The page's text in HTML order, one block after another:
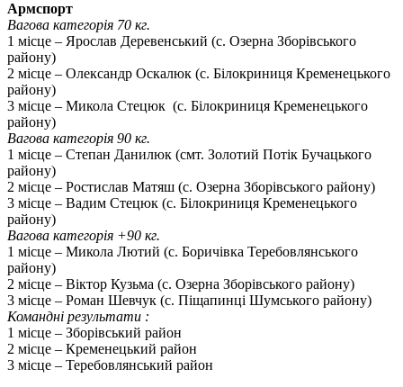
Армспорт
Вагова категорія 70 кг.
1 місце – Ярослав Деревенський (с. Озерна Зборівського
району)
2 місце – Олександр Оскалюк (с. Білокриниця Кременецького
району)
3 місце – Микола Стецюк (с. Білокриниця Кременецького
району)
Вагова категорія 90 кг.
1 місце – Степан Данилюк (смт. Золотий Потік Бучацького
району)
2 місце – Ростислав Матяш (с. Озерна Зборівського району)
3 місце – Вадим Стецюк (с. Білокриниця Кременецького
району)
Вагова категорія +90 кг.
1 місце – Микола Лютий (с. Боричівка Теребовлянського
району)
2 місце – Віктор Кузьма (с. Озерна Зборівського району)
3 місце – Роман Шевчук (с. Піщапинці Шумського району)
Командні результати :
1 місце – Зборівський район
2 місце – Кременецький район
3 місце – Теребовлянський район